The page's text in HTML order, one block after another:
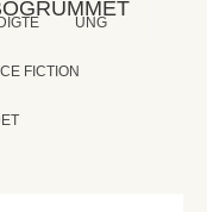
UNG
FICTION